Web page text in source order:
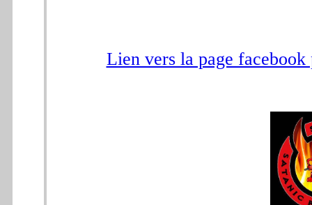
Lien vers la page